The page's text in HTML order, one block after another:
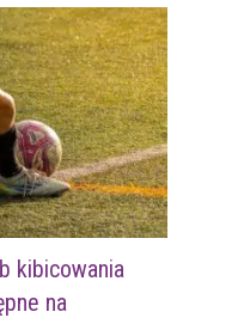
kibicowania
na